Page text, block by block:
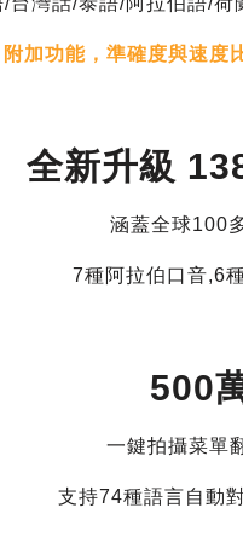
附加功能，準確度與速度
全新升級
涵蓋全球100
7種阿拉伯口音,6
500
一鍵拍攝菜單
支持74種語言自動